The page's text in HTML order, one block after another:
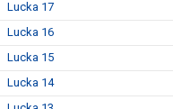
Lucka 17
Lucka 16
Lucka 15
Lucka 14